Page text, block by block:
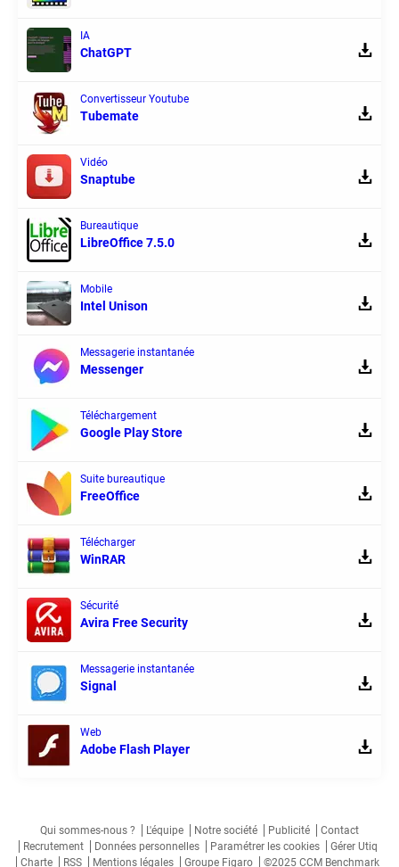
IA
ChatGPT
Convertisseur Youtube
Tubemate
Vidéo
Snaptube
Bureautique
LibreOffice 7.5.0
Mobile
Intel Unison
Messagerie instantanée
Messenger
Téléchargement
Google Play Store
Suite bureautique
FreeOffice
Télécharger
WinRAR
Sécurité
Avira Free Security
Messagerie instantanée
Signal
Web
Adobe Flash Player
Qui sommes-nous ? L'équipe Notre société Publicité
Contact
Recrutement
Données personnelles Paramétrer les cookies
Gérer Utiq
Charte
RSS Mentions légales Groupe Figaro ©2025 CCM Benchmark